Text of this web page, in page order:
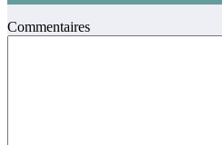
Commentaires